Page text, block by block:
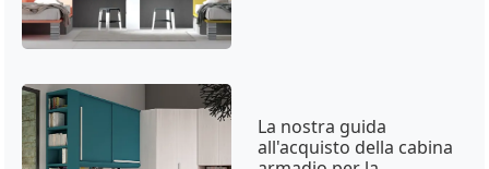
La nostra guida
all'acquisto della cabina